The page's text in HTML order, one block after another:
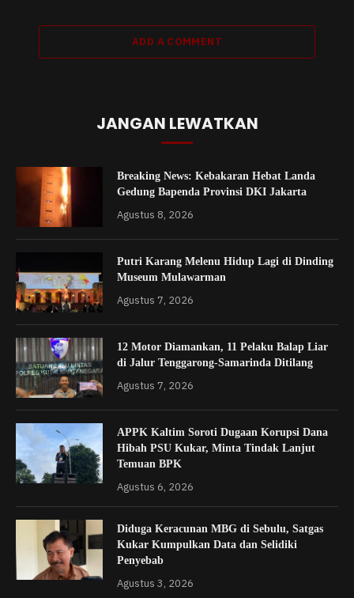
ADD A COMMENT
JANGAN LEWATKAN
Breaking News: Kebakaran Hebat Landa
Gedung Bapenda Provinsi DKI Jakarta
Agustus 8, 2026
Putri Karang Melenu Hidup Lagi di Dinding
Museum Mulawarman
Agustus 7, 2026
12 Motor Diamankan, 11 Pelaku Balap Liar
di Jalur Tenggarong-Samarinda Ditilang
Agustus 7, 2026
APPK Kaltim Soroti Dugaan Korupsi Dana
Hibah PSU Kukar, Minta Tindak Lanjut
Temuan BPK
Agustus 6, 2026
Diduga Keracunan MBG di Sebulu, Satgas
Kukar Kumpulkan Data dan Selidiki
Penyebab
Agustus 3, 2026